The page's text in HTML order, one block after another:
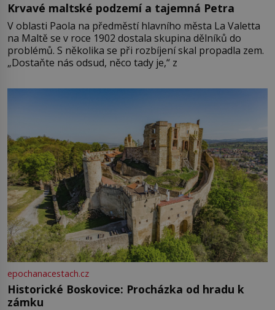
Krvavé maltské podzemí a tajemná Petra
V oblasti Paola na předměstí hlavního města La Valetta
na Maltě se v roce 1902 dostala skupina dělníků do
problémů. S několika se při rozbíjení skal propadla zem.
„Dostaňte nás odsud, něco tady je,“ z
epochanacestach.cz
Historické Boskovice: Procházka od hradu k
zámku